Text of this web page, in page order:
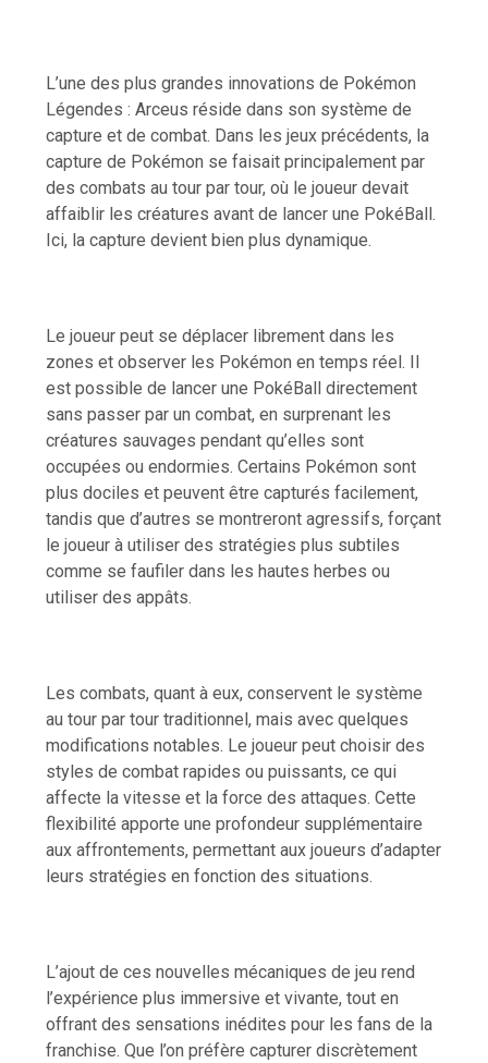
L’une des plus grandes innovations de Pokémon
Légendes : Arceus réside dans son système de
capture et de combat. Dans les jeux précédents, la
capture de Pokémon se faisait principalement par
des combats au tour par tour, où le joueur devait
affaiblir les créatures avant de lancer une PokéBall.
Ici, la capture devient bien plus dynamique.
Le joueur peut se déplacer librement dans les
zones et observer les Pokémon en temps réel. Il
est possible de lancer une PokéBall directement
sans passer par un combat, en surprenant les
créatures sauvages pendant qu’elles sont
occupées ou endormies. Certains Pokémon sont
plus dociles et peuvent être capturés facilement,
tandis que d’autres se montreront agressifs, forçant
le joueur à utiliser des stratégies plus subtiles
comme se faufiler dans les hautes herbes ou
utiliser des appâts.
Les combats, quant à eux, conservent le système
au tour par tour traditionnel, mais avec quelques
modifications notables. Le joueur peut choisir des
styles de combat rapides ou puissants, ce qui
affecte la vitesse et la force des attaques. Cette
flexibilité apporte une profondeur supplémentaire
aux affrontements, permettant aux joueurs d’adapter
leurs stratégies en fonction des situations.
L’ajout de ces nouvelles mécaniques de jeu rend
l’expérience plus immersive et vivante, tout en
offrant des sensations inédites pour les fans de la
franchise. Que l’on préfère capturer discrètement